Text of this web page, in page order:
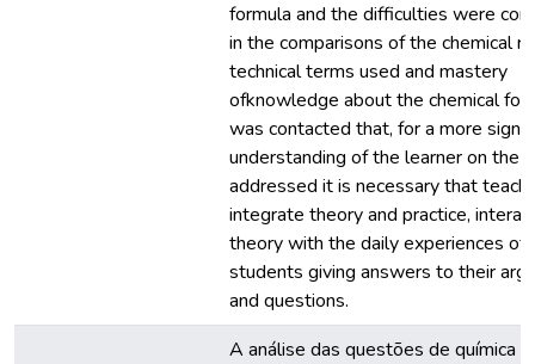
formula and the difficulties were
in the comparisons of the chemical
technical terms used and mastery
ofknowledge about the chemical
was contacted that, for a more
understanding of the learner on the
addressed it is necessary that
integrate theory and practice,
theory with the daily experiences of
students giving answers to their
and questions.
A análise das questões de química